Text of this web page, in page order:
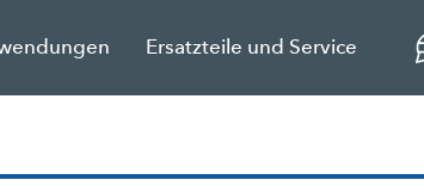
Ersatzteile und Service